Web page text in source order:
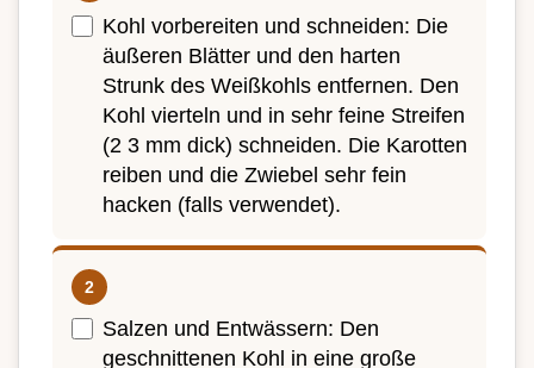
Kohl vorbereiten und schneiden: Die
äußeren Blätter und den harten
Strunk des Weißkohls entfernen. Den
Kohl vierteln und in sehr feine Streifen
(2 3 mm dick) schneiden. Die Karotten
reiben und die Zwiebel sehr fein
hacken (falls verwendet).
Salzen und Entwässern: Den
geschnittenen Kohl in eine große